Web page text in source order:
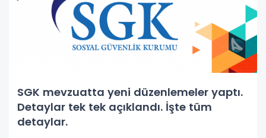
SGK mevzuatta yeni düzenlemeler yaptı.
Detaylar tek tek açıklandı. İşte tüm
detaylar.